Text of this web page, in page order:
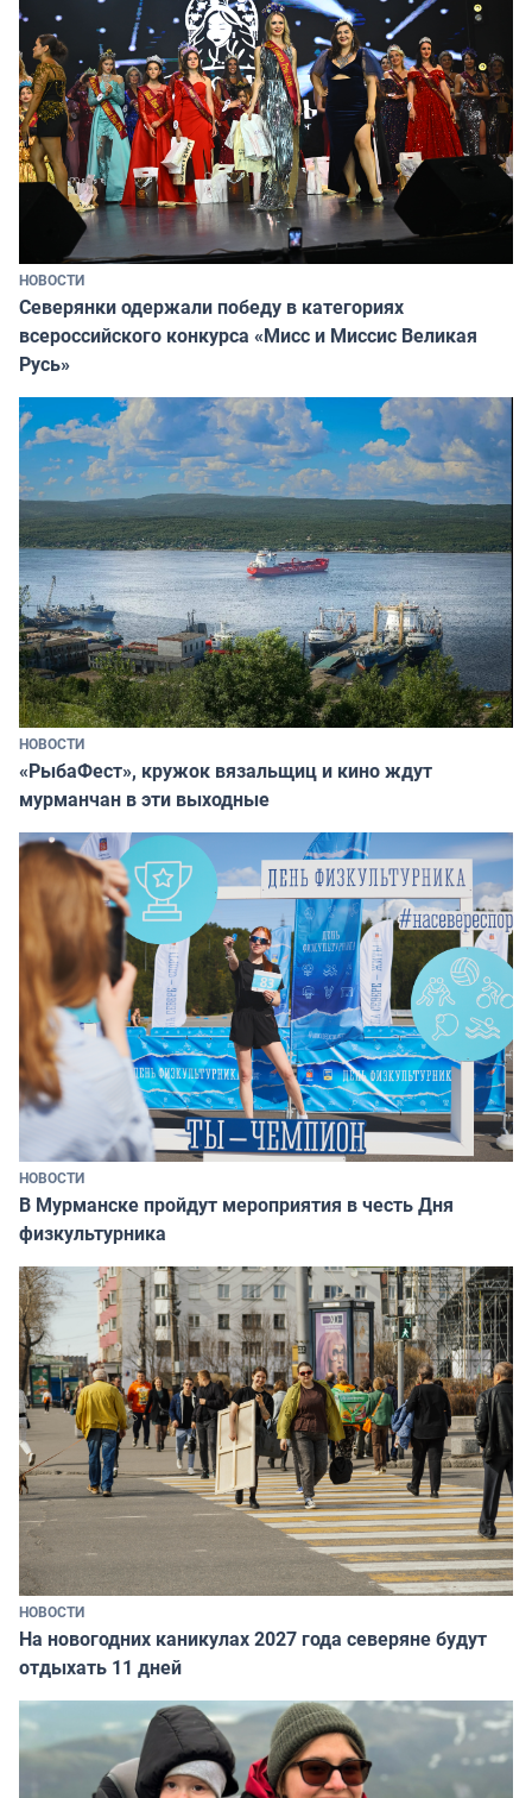
НОВОСТИ
Северянки одержали победу в категориях
всероссийского конкурса «Мисс и Миссис Великая
Русь»
НОВОСТИ
«РыбаФест», кружок вязальщиц и кино ждут
мурманчан в эти выходные
НОВОСТИ
В Мурманске пройдут мероприятия в честь Дня
физкультурника
НОВОСТИ
На новогодних каникулах 2027 года северяне будут
отдыхать 11 дней